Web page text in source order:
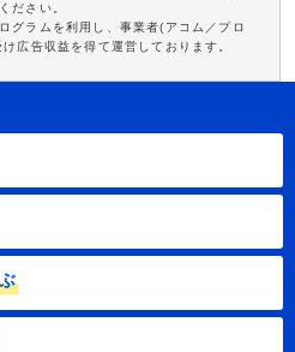
ださい。
グラムを利用し、事業者(アコム／プロ
広告収益を得て運営しております。